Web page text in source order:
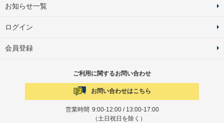
お知らせ一覧
ログイン
会員登録
ご利用に関するお問い合わせ
お問い合わせはこちら
営業時間 9:00-12:00 / 13:00-17:00
（土日祝日を除く）